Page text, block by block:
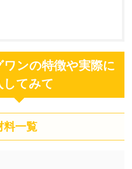
ンの特徴や実際に
してみて
料一覧